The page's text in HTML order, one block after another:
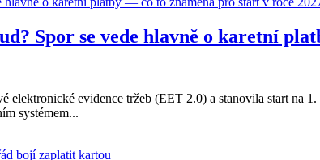
Spor se vede hlavně o karetní
elektronické evidence tržeb (EET 2.0) a stanovila start na
systémem...